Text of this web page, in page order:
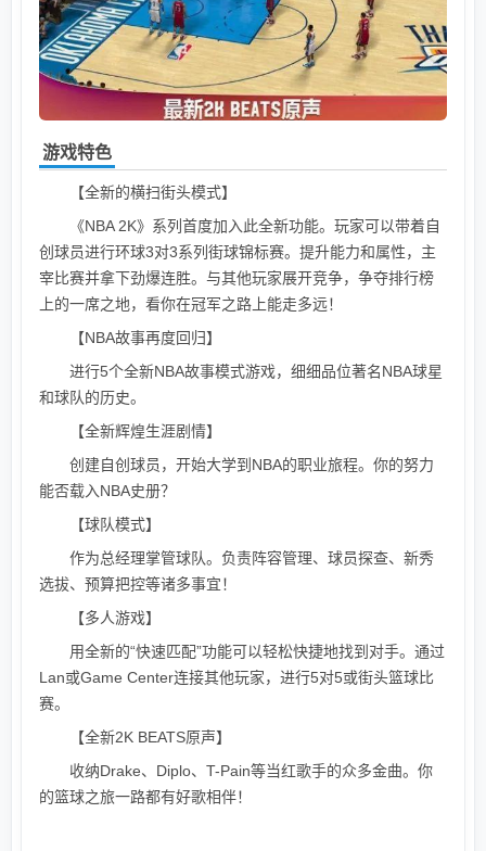
游戏特色
【全新的横扫街头模式】
《NBA 2K》系列首度加入此全新功能。玩家可以带着自
创球员进行环球3对3系列街球锦标赛。提升能力和属性，主
宰比赛并拿下劲爆连胜。与其他玩家展开竞争，争夺排行榜
上的一席之地，看你在冠军之路上能走多远！
【NBA故事再度回归】
进行5个全新NBA故事模式游戏，细细品位著名NBA球星
和球队的历史。
【全新辉煌生涯剧情】
创建自创球员，开始大学到NBA的职业旅程。你的努力
能否载入NBA史册？
【球队模式】
作为总经理掌管球队。负责阵容管理、球员探查、新秀
选拔、预算把控等诸多事宜！
【多人游戏】
用全新的“快速匹配”功能可以轻松快捷地找到对手。通过
Lan或Game Center连接其他玩家，进行5对5或街头篮球比
赛。
【全新2K BEATS原声】
收纳Drake、Diplo、T-Pain等当红歌手的众多金曲。你
的篮球之旅一路都有好歌相伴！